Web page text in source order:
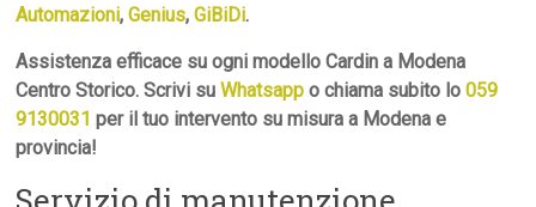
Automazioni,Genius,GiBiDi.
Assistenza efficace su ogni modello Cardin a Modena
Centro Storico. Scrivi suWhatsapp o chiama subito lo059
9130031 per il tuo intervento su misura a Modena e
provincia!